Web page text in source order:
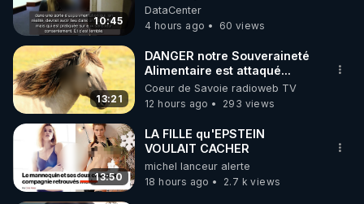
10:45
DataCenter
4 hours ago
60 views
13:21
DANGER notre Souveraineté
Alimentaire est attaqué...
Coeur de Savoie radioweb TV
12 hours ago
293 views
13:50
LA FILLE qu'EPSTEIN
VOULAIT CACHER
michel lanceur alerte
18 hours ago
2.7 k views